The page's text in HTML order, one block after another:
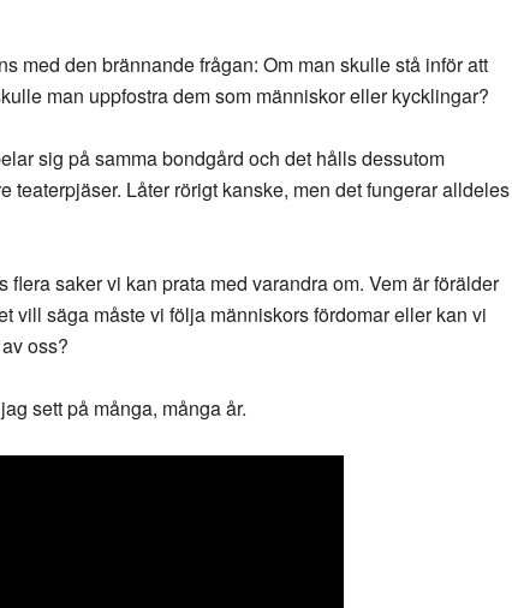
med den brännande frågan: Om man skulle stå inför att
man uppfostra dem som människor eller kycklingar?
sig på samma bondgård och det hålls dessutom
teaterpjäser. Låter rörigt kanske, men det fungerar alldeles
saker vi kan prata med varandra om. Vem är förälder
vill säga måste vi följa människors fördomar eller kan vi
oss?
sett på många, många år.